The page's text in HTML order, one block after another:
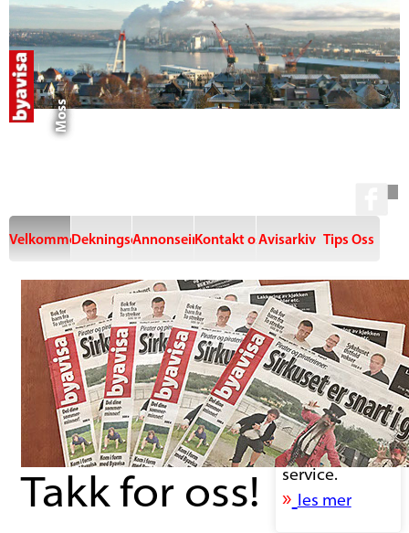
Moss
VelkommenDekningsområde
AnnonseinfoKontakt ossAvisarkiv Tips Oss
Takk for oss!
Annons
einfo
Faste lave
priser, ingen
fargetillegg,
topp trykk-
kvalitet og god
service.
» les mer